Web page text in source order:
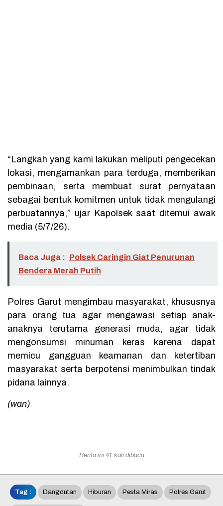
“Langkah yang kami lakukan meliputi pengecekan
lokasi, mengamankan para terduga, memberikan
pembinaan, serta membuat surat pernyataan
sebagai bentuk komitmen untuk tidak mengulangi
perbuatannya,” ujar Kapolsek saat ditemui awak
media (5/7/26).
Baca Juga : Polsek Caringin Giat Penurunan
Bendera Merah Putih
Polres Garut mengimbau masyarakat, khususnya
para orang tua agar mengawasi setiap anak-
anaknya terutama generasi muda, agar tidak
mengonsumsi minuman keras karena dapat
memicu gangguan keamanan dan ketertiban
masyarakat serta berpotensi menimbulkan tindak
pidana lainnya.
(wan)
Berita ini 41 kali dibaca
Tag : Dangdutan Hiburan Pesta Miras Polres Garut